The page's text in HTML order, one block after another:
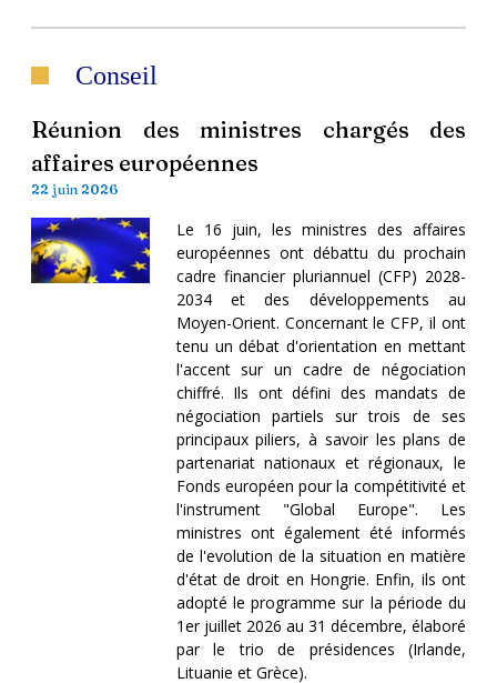
Conseil
Réunion des ministres chargés des
affaires européennes
22 juin 2026
Le 16 juin, les ministres des affaires
européennes ont débattu du prochain
cadre financier pluriannuel (CFP) 2028-
2034 et des développements au
Moyen-Orient. Concernant le CFP, il ont
tenu un débat d'orientation en mettant
l'accent sur un cadre de négociation
chiffré. Ils ont défini des mandats de
négociation partiels sur trois de ses
principaux piliers, à savoir les plans de
partenariat nationaux et régionaux, le
Fonds européen pour la compétitivité et
l'instrument "Global Europe". Les
ministres ont également été informés
de l'evolution de la situation en matière
d'état de droit en Hongrie. Enfin, ils ont
adopté le programme sur la période du
1er juillet 2026 au 31 décembre, élaboré
par le trio de présidences (Irlande,
Lituanie et Grèce).